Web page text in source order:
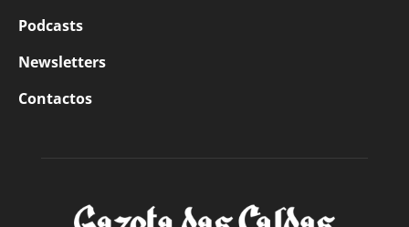
Podcasts
Newsletters
Contactos